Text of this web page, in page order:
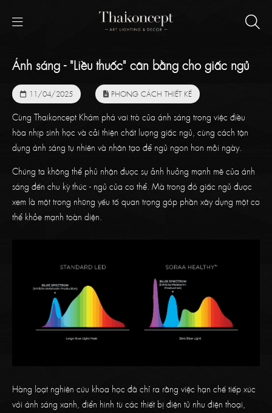
Ánh sáng - "Liều thuốc" cân bằng cho giấc ngủ
11/04/2025 PHONG CÁCH THIẾT KẾ
Cùng Thaikoncept Khám phá vai trò của ánh sáng trong việc điều
hòa nhịp sinh học và cải thiện chất lượng giấc ngủ, cùng cách tận
dụng ánh sáng tự nhiên và nhân tạo để ngủ ngon hơn mỗi ngày.
Chúng ta không thể phủ nhận được sự ảnh hưởng mạnh mẽ của ánh
sáng đến chu kỳ thức - ngủ của cơ thể. Mà trong đó giấc ngủ được
xem là một trong những yếu tố quan trọng góp phần xây dựng một cơ
thể khỏe mạnh toàn diện.
Hàng loạt nghiên cứu khoa học đã chỉ ra rằng việc hạn chế tiếp xúc
với ánh sáng xanh, điển hình từ các thiết bị điện tử như điện thoại,